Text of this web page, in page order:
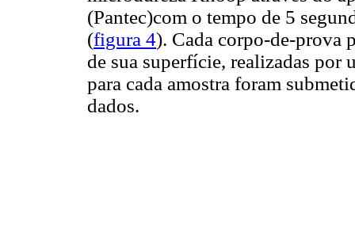
(Pantec)com o tempo de 5
(figura 4). Cada corpo-de-prova
de sua superfície, realizadas por
para cada amostra foram
dados.